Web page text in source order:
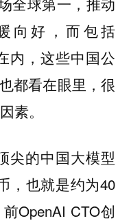
向好，而包括
内，这些中国公
都看在眼里，很
素。
尖的中国大模型
，也就是约为40
OpenAI CTO创